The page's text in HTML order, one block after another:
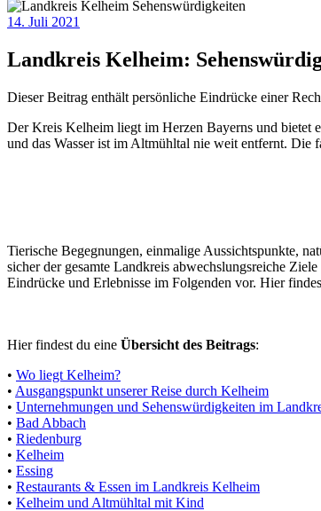
14. Juli 2021
Landkreis Kelheim:
Dieser Beitrag enthält persönliche Eindrücke einer
Der Kreis Kelheim liegt im Herzen Bayerns und bietet
und das Wasser ist im Altmühltal nie weit entfernt. Die
Tierische Begegnungen, einmalige Aussichtspunkte,
sicher der gesamte Landkreis abwechslungsreiche
Eindrücke und Erlebnisse im Folgenden vor. Hier
Hier findest du eine Übersicht des Beitrags:
• Wo liegt Kelheim?
• Ausgangspunkt unserer Reise durch Kelheim
• Unternehmungen und Sehenswürdigkeiten im
• Bad Abbach
• Riedenburg
• Kelheim
• Essing
• Restaurants & Essen im Landkreis Kelheim
• Kelheim und Altmühltal mit Kind